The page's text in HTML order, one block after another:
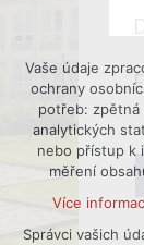
Technická
nutná
udržení
případná
Volitelná
Vaše údaje
ochrany
potřeb: zpětná
analytických
nebo přístup k
měření
Více
Správci vašich